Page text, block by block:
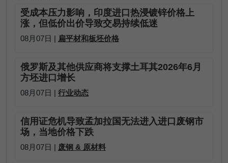
受成本压力影响，印度进口热浸镀锌价格上
涨，但低价出价导致交易持续低迷
08月07日 | 扁平材和板坯价格
俄罗斯及其他供应商将支撑土耳其2026年6月
方坯进口增长
08月07日 | 行业动态
信用证危机导致孟加拉国无法进入进口废钢市
场，当地价格下跌
08月07日 | 废钢 & 原材料